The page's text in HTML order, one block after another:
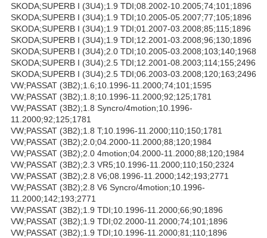
SKODA;SUPERB I (3U4);1.9 TDI;08.2002-10.2005;74;101;1896
SKODA;SUPERB I (3U4);1.9 TDI;10.2005-05.2007;77;105;1896
SKODA;SUPERB I (3U4);1.9 TDI;01.2007-03.2008;85;115;1896
SKODA;SUPERB I (3U4);1.9 TDI;12.2001-03.2008;96;130;1896
SKODA;SUPERB I (3U4);2.0 TDI;10.2005-03.2008;103;140;1968
SKODA;SUPERB I (3U4);2.5 TDI;12.2001-08.2003;114;155;2496
SKODA;SUPERB I (3U4);2.5 TDI;06.2003-03.2008;120;163;2496
VW;PASSAT (3B2);1.6;10.1996-11.2000;74;101;1595
VW;PASSAT (3B2);1.8;10.1996-11.2000;92;125;1781
VW;PASSAT (3B2);1.8 Syncro/4motion;10.1996-
11.2000;92;125;1781
VW;PASSAT (3B2);1.8 T;10.1996-11.2000;110;150;1781
VW;PASSAT (3B2);2.0;04.2000-11.2000;88;120;1984
VW;PASSAT (3B2);2.0 4motion;04.2000-11.2000;88;120;1984
VW;PASSAT (3B2);2.3 VR5;10.1996-11.2000;110;150;2324
VW;PASSAT (3B2);2.8 V6;08.1996-11.2000;142;193;2771
VW;PASSAT (3B2);2.8 V6 Syncro/4motion;10.1996-
11.2000;142;193;2771
VW;PASSAT (3B2);1.9 TDI;10.1996-11.2000;66;90;1896
VW;PASSAT (3B2);1.9 TDI;02.2000-11.2000;74;101;1896
VW;PASSAT (3B2);1.9 TDI;10.1996-11.2000;81;110;1896